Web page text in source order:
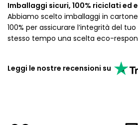
Imballaggi sicuri, 100% riciclati ed
Abbiamo scelto imballaggi in
100% per assicurare l’integrità del
stesso tempo una scelta eco-
Leggi le nostre recensioni su